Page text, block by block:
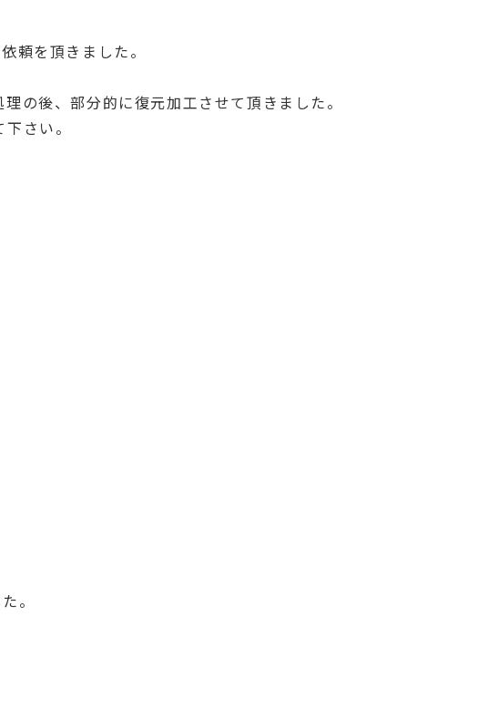
頼を頂きました。
の後、部分的に復元加工させて頂きました。
さい。
。